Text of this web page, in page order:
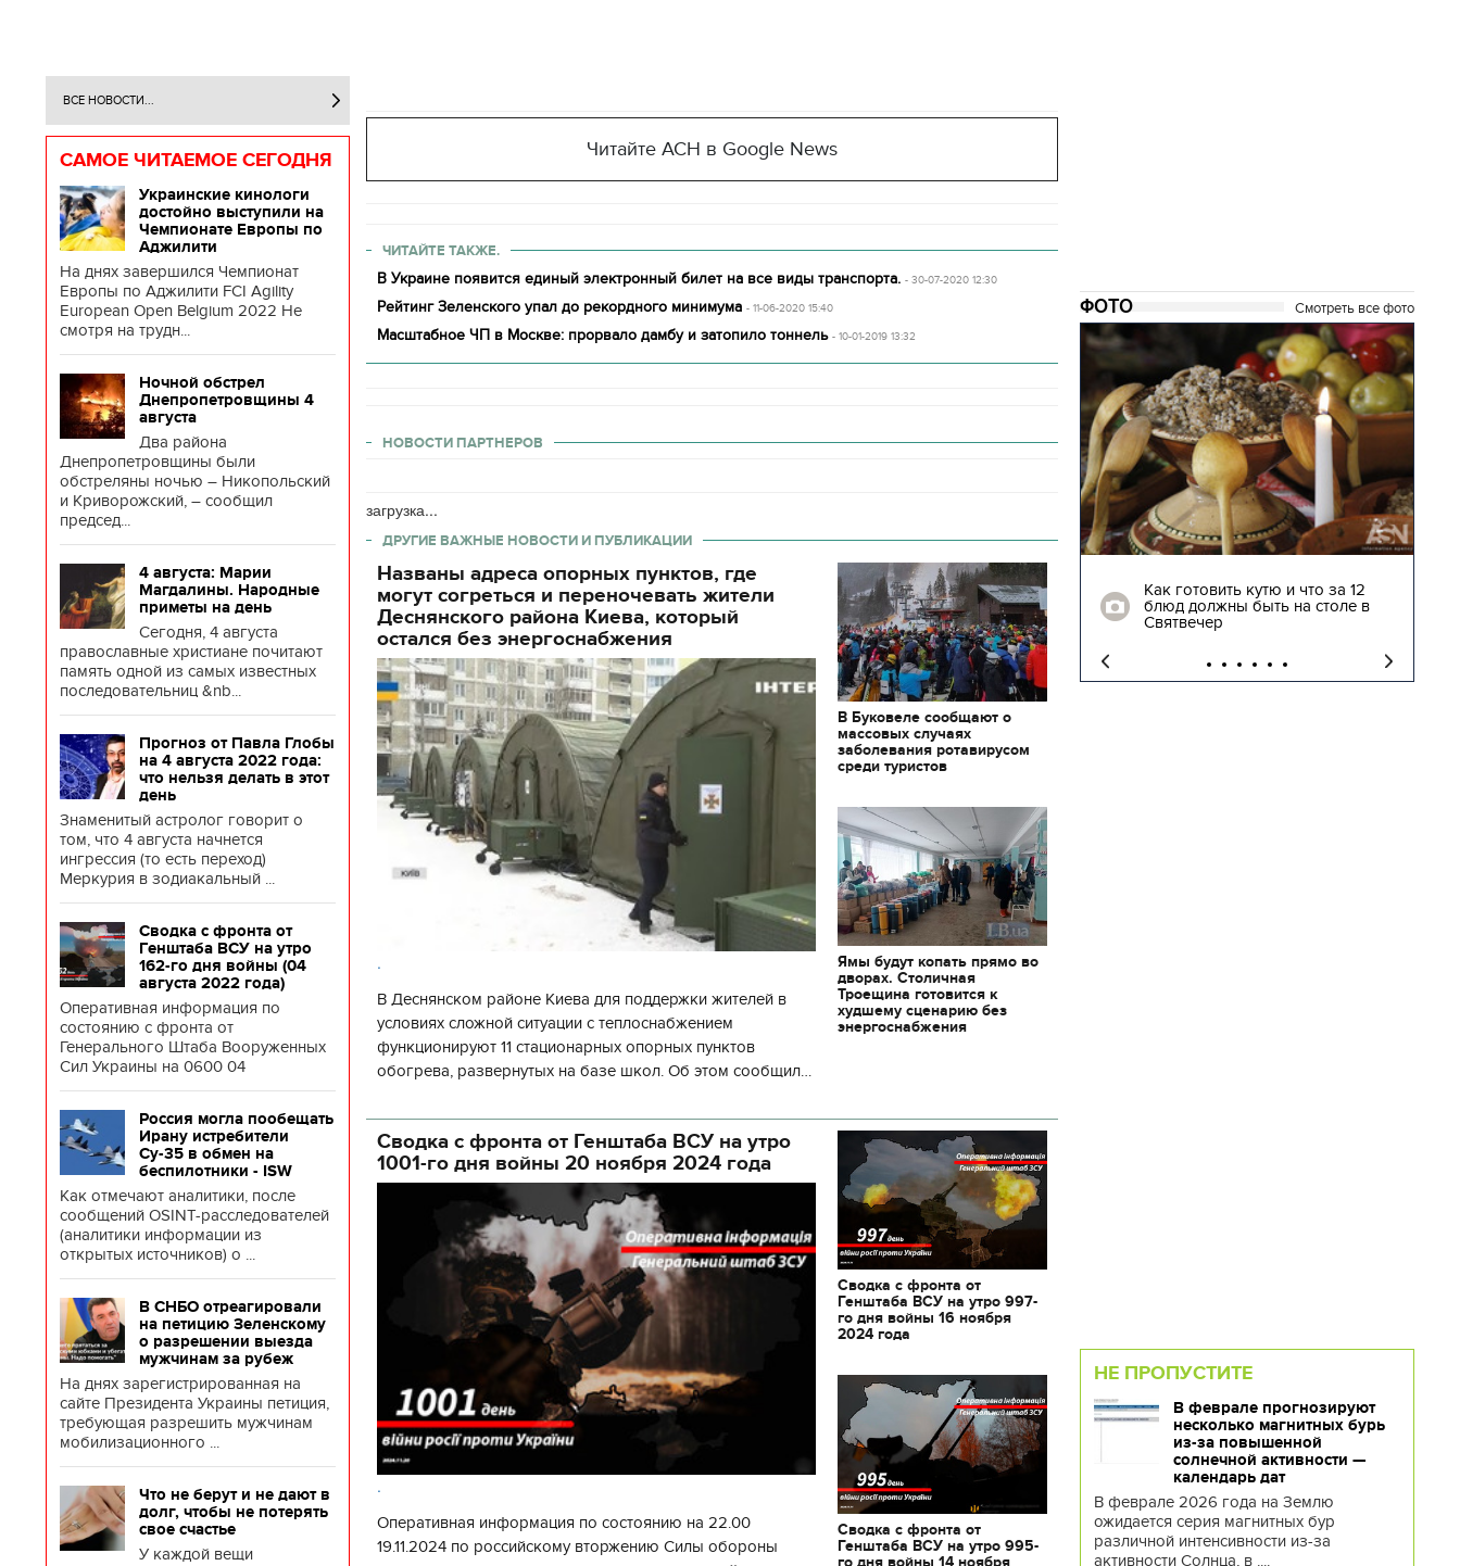
ВСЕ НОВОСТИ...
САМОЕ ЧИТАЕМОЕ СЕГОДНЯ
Украинские кинологи
достойно выступили на
Чемпионате Европы по
Аджилити
На днях завершился Чемпионат
Европы по Аджилити FCI Agility
European Open Belgium 2022 Не
смотря на трудн...
Ночной обстрел
Днепропетровщины 4
августа
Два района
Днепропетровщины были
обстреляны ночью – Никопольский
и Криворожский, – сообщил
председ...
4 августа: Марии
Магдалины. Народные
приметы на день
Сегодня, 4 августа
православные христиане почитают
память одной из самых известных
последовательниц &nb...
Прогноз от Павла Глобы
на 4 августа 2022 года:
что нельзя делать в этот
день
Знаменитый астролог говорит о
том, что 4 августа начнется
ингрессия (то есть переход)
Меркурия в зодиакальный ...
Сводка с фронта от
Генштаба ВСУ на утро
162-го дня войны (04
августа 2022 года)
Оперативная информация по
состоянию с фронта от
Генерального Штаба Вооруженных
Сил Украины на 0600 04
Россия могла пообещать
Ирану истребители
Су-35 в обмен на
беспилотники - ISW
Как отмечают аналитики, после
сообщений OSINT-расследователей
(аналитики информации из
открытых источников) о ...
В СНБО отреагировали
на петицию Зеленскому
о разрешении выезда
мужчинам за рубеж
На днях зарегистрированная на
сайте Президента Украины петиция,
требующая разрешить мужчинам
мобилизационного ...
Что не берут и не дают в
долг, чтобы не потерять
свое счастье
У каждой вещи
Читайте АСН в Google News
ЧИТАЙТЕ ТАКЖЕ.
В Украине появится единый электронный билет на все виды транспорта. - 30-07-2020 12:30
Рейтинг Зеленского упал до рекордного минимума - 11-06-2020 15:40
Масштабное ЧП в Москве: прорвало дамбу и затопило тоннель - 10-01-2019 13:32
НОВОСТИ ПАРТНЕРОВ
загрузка...
ДРУГИЕ ВАЖНЫЕ НОВОСТИ И ПУБЛИКАЦИИ
Названы адреса опорных пунктов, где
могут согреться и переночевать жители
Деснянского района Киева, который
остался без энергоснабжения
.
В Деснянском районе Киева для поддержки жителей в
условиях сложной ситуации с теплоснабжением
функционируют 11 стационарных опорных пунктов
обогрева, развернутых на базе школ. Об этом сообщил
государственной а
В Буковеле сообщают о
массовых случаях
заболевания ротавирусом
среди туристов
Ямы будут копать прямо во
дворах. Столичная
Троещина готовится к
худшему сценарию без
энергоснабжения
Сводка с фронта от Генштаба ВСУ на утро
1001-го дня войны 20 ноября 2024 года
.
Оперативная информация по состоянию на 22.00
19.11.2024 по российскому вторжению Силы обороны
Сводка с фронта от
Генштаба ВСУ на утро 997-
го дня войны 16 ноября
2024 года
Сводка с фронта от
Генштаба ВСУ на утро 995-
го дня войны 14 ноября
ФОТО Смотреть все фото
11.10.2017 | 16:22
Времена Руси: как выглядят
декорации к фильму
"Сторожевая застава"
Как готовить кутю и что за 12
блюд должны быть на столе в
Святвечер
НЕ ПРОПУСТИТЕ
В феврале прогнозируют
несколько магнитных бурь
из-за повышенной
солнечной активности —
календарь дат
В феврале 2026 года на Землю
ожидается серия магнитных бур
различной интенсивности из-за
активности Солнца, в ....